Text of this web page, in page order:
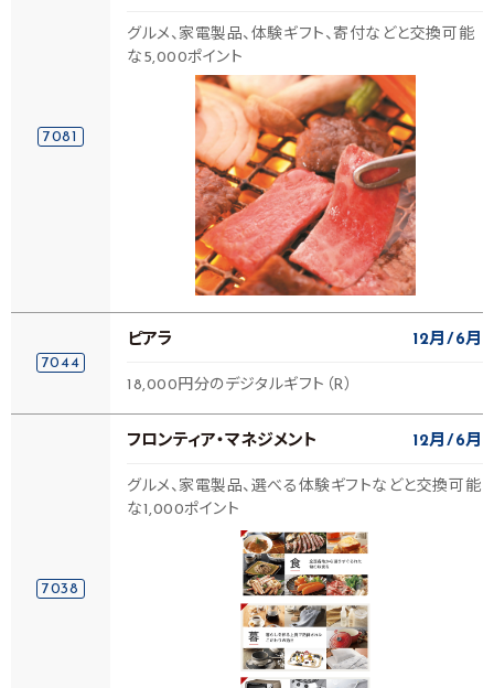
7081
グルメ、家電製品、体験ギフト、寄付などと交換可能
な5,000ポイント
7044
ピアラ 12月 6月
18,000円分のデジタルギフト（R）
7038
フロンティア・マネジメント 12月 6月
グルメ、家電製品、選べる体験ギフトなどと交換可能
な1,000ポイント